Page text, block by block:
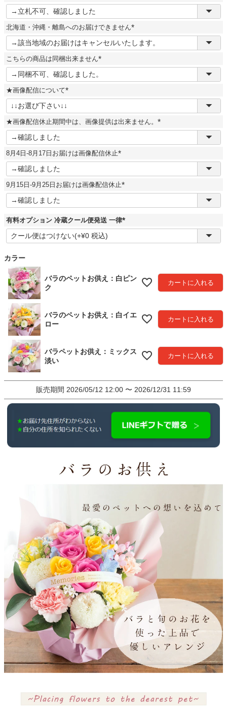
(
必
須
)
北海道・沖縄・離島へのお届けできません
(
必
須
こちらの商品は同梱出来ません
(
須
★画像配信について
(
必
須
)
★画像配信休止期間中は、画像提供は出来ません。
(
須
8月4日-8月17日お届けは画像配信休止
(
須
)
9月15日-9月25日お届けは画像配信休止
(
須
)
有料オプション 冷蔵クール便発送 一律
(
須
カラー
バラのペットお供え：白ピン
ク
カートに入れる
バラのペットお供え：白イエ
ロー
カートに入れる
バラペットお供え：ミックス
淡い
カートに入れる
販売期間 2026/05/12 12:00 〜 2026/12/31 11:59